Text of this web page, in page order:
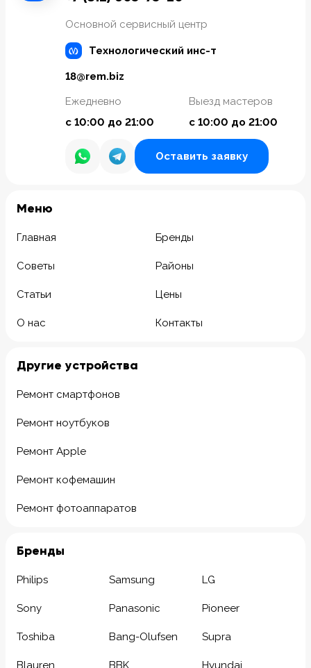
Основной сервисный центр
Технологический инс-т
18@rem.biz
Ежедневно
с 10:00 до 21:00
Выезд мастеров
с 10:00 до 21:00
Оставить заявку
Meню
Главная Бренды
Советы Районы
Статьи Цены
О нас Контакты
Другие устройства
Ремонт смартфонов
Ремонт ноутбуков
Ремонт Apple
Ремонт кофемашин
Ремонт фотоаппаратов
Бренды
Philips Samsung LG
Sony Panasonic Pioneer
Toshiba Bang-Olufsen Supra
Blauren BBK Hyundai